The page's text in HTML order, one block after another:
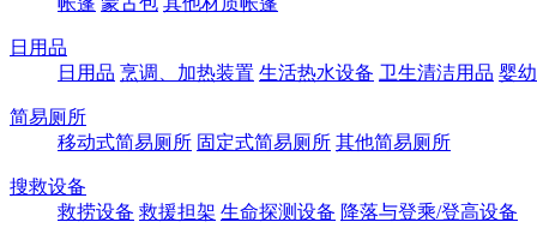
日用品
日用品 烹调、加热装置 生活热水设备 卫生清洁用品 婴
简易厕所
移动式简易厕所 固定式简易厕所 其他简易厕所
搜救设备
救捞设备 救援担架 生命探测设备 降落与登乘/登高设备